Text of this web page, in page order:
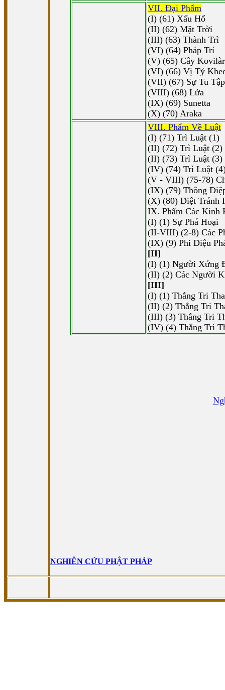
VII. Ðại Phẩm
(I) (61) Xấu Hổ
(II) (62) Mặt Trời
(III) (63) Thành Trì
(VI) (64) Pháp Trí
(V) (65) Cây
(VI) (66) Vị Tỷ
(VII) (67) Sự Tu Tập
(VIII) (68) Lửa
(IX) (69) Sunetta
(X) (70) Araka
VIII. Phẩm Về Luật
(I) (71) Trì Luật (1)
(II) (72) Trì Luật (2)
(II) (73) Trì Luật (3)
(IV) (74) Trì Luật
(V - VIII) (75-78)
(IX) (79) Thông
(X) (80) Diệt Tránh
IX. Phẩm Các Kinh
(I) (1) Sự Phá Hoại
(II-VIII) (2-8) Các
(IX) (9) Phi Diệu
[II]
(I) (1) Người Xứng
(II) (2) Các Người
[III]
(I) (1) Thắng Tri
(II) (2) Thắng Tri
(III) (3) Thắng Tri
(IV) (4) Thắng Tri
NGHIÊN CỨU PHẬT PHÁP